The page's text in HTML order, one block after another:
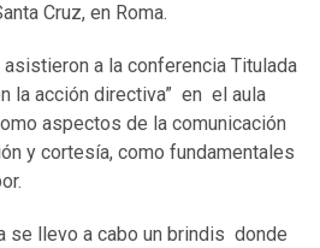
Cruz, en Roma.
a la conferencia Titulada
la acción directiva” en el aula
aspectos de la comunicación
y cortesía, como fundamentales
se llevo a cabo un brindis donde